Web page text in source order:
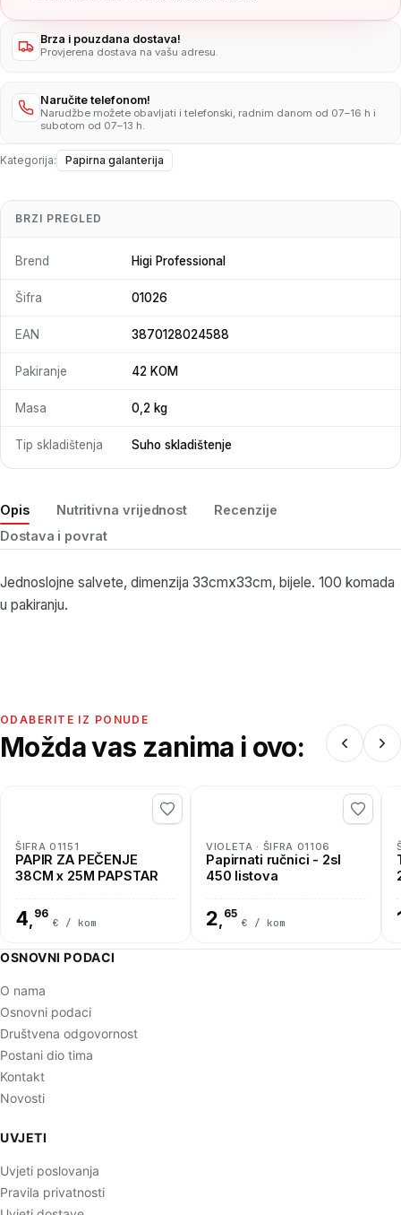
Brza i pouzdana dostava!
Provjerena dostava na vašu adresu.
Naručite telefonom!
Narudžbe možete obavljati i telefonski, radnim danom od 07–16 h i
subotom od 07–13 h.
Kategorija: Papirna galanterija
Opis Nutritivna vrijednost
Recenzije
Dostava i povrat
Jednoslojne salvete, dimenzija 33cmx33cm, bijele. 100 komada
u pakiranju.
BRZI PREGLED
Brend Higi Professional
Šifra 01026
EAN 3870128024588
Pakiranje 42 KOM
Masa 0,2 kg
Tip skladištenja Suho skladištenje
ODABERITE IZ PONUDE
Možda vas zanima i ovo:
ŠIFRA 01151
PAPIR ZA PEČENJE
38CM x 25M PAPSTAR
4, 96
€ / kom
VIOLETA · ŠIFRA 01106
Papirnati ručnici - 2sl
450 listova
2, 65
€ / kom
OSNOVNI PODACI
O nama
Osnovni podaci
Društvena odgovornost
Postani dio tima
Kontakt
Novosti
UVJETI
Uvjeti poslovanja
Pravila privatnosti